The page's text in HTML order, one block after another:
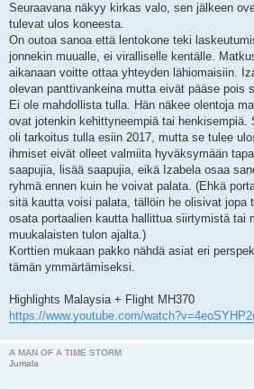
Seuraavana näkyy kirkas valo, sen jälkeen
tulevat ulos koneesta.
On outoa sanoa että lentokone teki
jonnekin muualle, ei viralliselle kentälle.
aikanaan voitte ottaa yhteyden lähiomaisiin.
olevan panttivankeina mutta eivät pääse pois
Ei ole mahdollista tulla. Hän näkee olentoja
ovat jotenkin kehittyneempiä tai henkisempiä.
oli tarkoitus tulla esiin 2017, mutta se tulee
ihmiset eivät olleet valmiita hyväksymään
saapujia, lisää saapujia, eikä Izabela osaa
ryhmä ennen kuin he voivat palata. (Ehkä
sitä kautta voisi palata, tällöin he olisivat jopa
osata portaalien kautta hallittua siirtymistä tai
muukalaisten tulon ajalta.)
Korttien mukaan pakko nähdä asiat eri
tämän ymmärtämiseksi.
Highlights Malaysia + Flight MH370
https://www.youtube.com/
A MAN OF A TIME STORM
Jumala